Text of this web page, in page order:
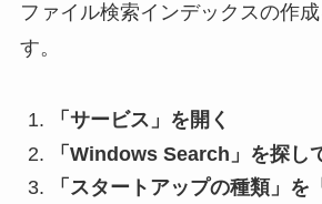
ファイル検索インデックスの作
す。
「サービス」を開く
「Windows Search」を探し
「スタートアップの種類」を